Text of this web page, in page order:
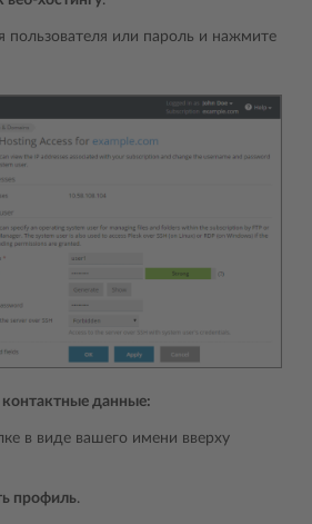
пользователя или пароль и нажмите
данные:
в виде вашего имени вверху
профиль.